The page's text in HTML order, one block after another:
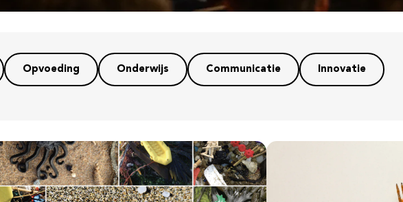
Opvoeding Onderwijs Communicatie Innovatie